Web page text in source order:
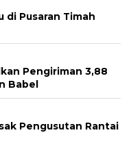
di Pusaran Timah
Pengiriman 3,88
Babel
Pengusutan Rantai